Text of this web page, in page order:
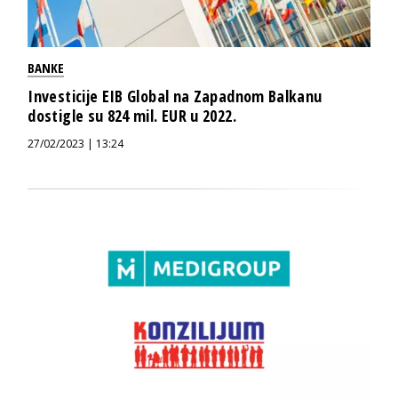
BANKE
Investicije EIB Global na Zapadnom Balkanu
dostigle su 824 mil. EUR u 2022.
27/02/2023 | 13:24